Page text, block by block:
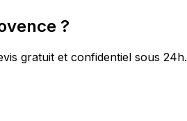
?
gratuit et confidentiel sous 24h.